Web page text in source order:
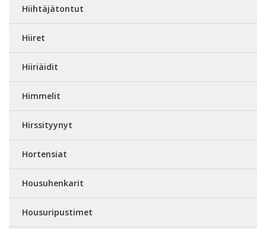
Hiihtäjätontut
Hiiret
Hiiriäidit
Himmelit
Hirssityynyt
Hortensiat
Housuhenkarit
Housuripustimet